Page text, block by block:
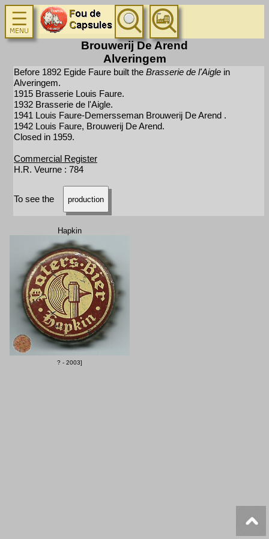
Brouwerij De Arend
Alveringem
Before 1892 Egide Faure built the Brasserie de l'Aigle in
Alveringem.
1915 Brasserie Louis Faure.
1932 Brasserie de l'Aigle.
1941 Louis Faure-Demersseman Brouwerij De Arend .
1942 Louis Faure, Brouwerij De Arend.
Closed in 1959.
Commercial Register
H.R. Veurne : 784
To see the production
Hapkin
? - 2003]